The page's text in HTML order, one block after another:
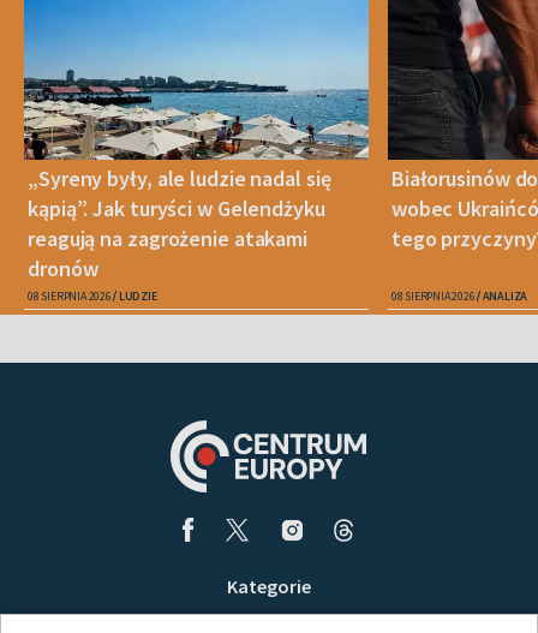
„Syreny były, ale ludzie nadal się
kąpią”. Jak turyści w Gelendżyku
reagują na zagrożenie atakami
dronów
08 SIERPNIA 2026 LUDZIE
Białorusinów
wobec
tego
08 SIERPNIA 2026 ANALIZA
Kategorie